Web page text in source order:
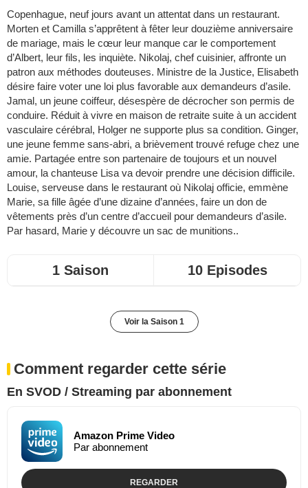
Copenhague, neuf jours avant un attentat dans un restaurant.
Morten et Camilla s’apprêtent à fêter leur douzième anniversaire
de mariage, mais le cœur leur manque car le comportement
d’Albert, leur fils, les inquiète. Nikolaj, chef cuisinier, affronte un
patron aux méthodes douteuses. Ministre de la Justice, Elisabeth
désire faire voter une loi plus favorable aux demandeurs d’asile.
Jamal, un jeune coiffeur, désespère de décrocher son permis de
conduire. Réduit à vivre en maison de retraite suite à un accident
vasculaire cérébral, Holger ne supporte plus sa condition. Ginger,
une jeune femme sans-abri, a brièvement trouvé refuge chez une
amie. Partagée entre son partenaire de toujours et un nouvel
amour, la chanteuse Lisa va devoir prendre une décision difficile.
Louise, serveuse dans le restaurant où Nikolaj officie, emmène
Marie, sa fille âgée d’une dizaine d’années, faire un don de
vêtements près d’un centre d’accueil pour demandeurs d’asile.
Par hasard, Marie y découvre un sac de munitions..
1 Saison 10 Episodes
Voir la Saison 1
Comment regarder cette série
En SVOD / Streaming par abonnement
Amazon Prime Video
Par abonnement
REGARDER